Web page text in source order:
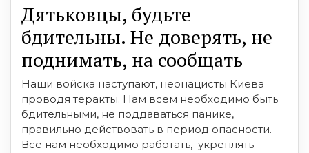
Дятьковцы, будьте
бдительны. Не доверять, не
поднимать, на сообщать
Наши войска наступают, неонацисты Киева
проводя теракты. Нам всем необходимо быть
бдительными, не поддаваться панике,
правильно действовать в период опасности.
Все нам необходимо работать, укреплять